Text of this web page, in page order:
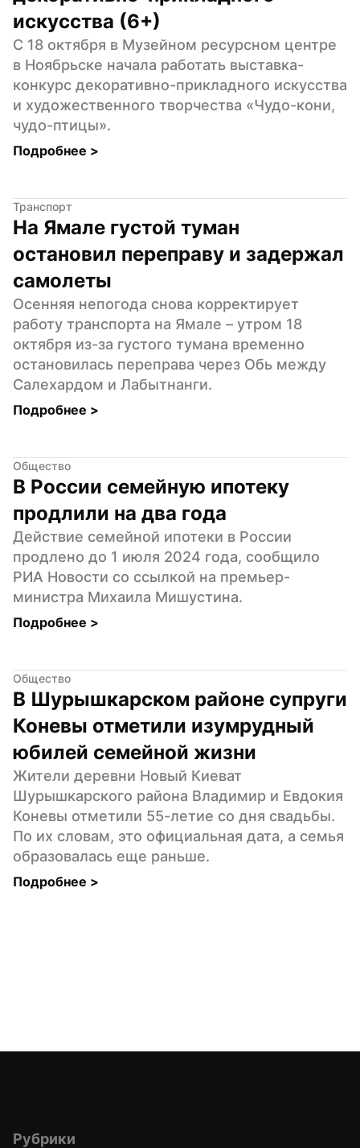
искусства (6+)
С 18 октября в Музейном ресурсном центре
в Ноябрьске начала работать выставка-
конкурс декоративно-прикладного искусства
и художественного творчества «Чудо-кони,
чудо-птицы».
Подробнее >
Транспорт
На Ямале густой туман
остановил переправу и задержал
самолеты
Осенняя непогода снова корректирует
работу транспорта на Ямале – утром 18
октября из-за густого тумана временно
остановилась переправа через Обь между
Салехардом и Лабытнанги.
Подробнее >
Общество
В России семейную ипотеку
продлили на два года
Действие семейной ипотеки в России
продлено до 1 июля 2024 года, сообщило
РИА Новости со ссылкой на премьер-
министра Михаила Мишустина.
Подробнее >
Общество
В Шурышкарском районе супруги
Коневы отметили изумрудный
юбилей семейной жизни
Жители деревни Новый Киеват
Шурышкарского района Владимир и Евдокия
Коневы отметили 55-летие со дня свадьбы.
По их словам, это официальная дата, а семья
образовалась еще раньше.
Подробнее >
Рубрики